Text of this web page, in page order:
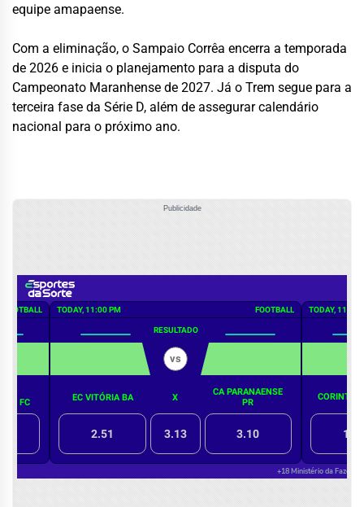
equipe amapaense.
Com a eliminação, o Sampaio Corrêa encerra a temporada
de 2026 e inicia o planejamento para a disputa do
Campeonato Maranhense de 2027. Já o Trem segue para a
terceira fase da Série D, além de assegurar calendário
nacional para o próximo ano.
Publicidade